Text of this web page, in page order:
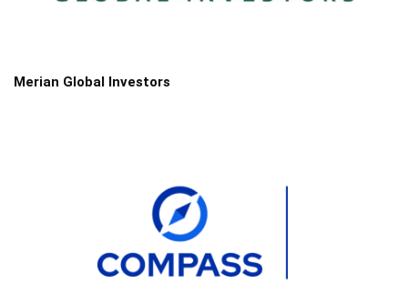
Merian Global Investors